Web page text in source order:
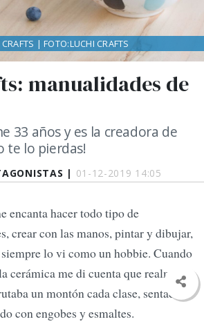
| 01-12-2019 14:05
manualidades de
33 años y es la creadora de
te lo pierdas!
| FOTO:LUCHI CRAFTS
encanta hacer todo tipo de
crear con las manos, pintar y dibujar,
lo vi como un hobbie. Cuando
cerámica me di cuenta que realmente
un montón cada clase, sentada
con engobes y esmaltes.